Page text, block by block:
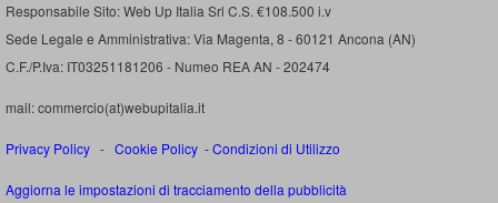
Responsabile Sito: Web Up Italia Srl C.S. €108.500 i.v
Sede Legale e Amministrativa: Via Magenta, 8 - 60121 Ancona (AN)
C.F./P.Iva: IT03251181206 - Numeo REA AN - 202474
mail: commercio(at)webupitalia.it
Privacy Policy - Cookie Policy -Condizioni di Utilizzo
Aggiorna le impostazioni di tracciamento della pubblicità